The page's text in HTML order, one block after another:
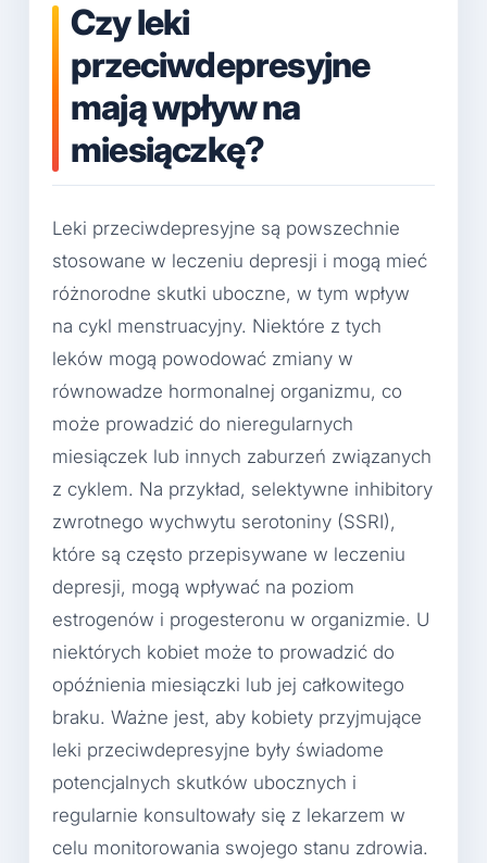
Czy leki
przeciwdepresyjne
mają wpływ na
miesiączkę?
Leki przeciwdepresyjne są powszechnie
stosowane w leczeniu depresji i mogą mieć
różnorodne skutki uboczne, w tym wpływ
na cykl menstruacyjny. Niektóre z tych
leków mogą powodować zmiany w
równowadze hormonalnej organizmu, co
może prowadzić do nieregularnych
miesiączek lub innych zaburzeń związanych
z cyklem. Na przykład, selektywne inhibitory
zwrotnego wychwytu serotoniny (SSRI),
które są często przepisywane w leczeniu
depresji, mogą wpływać na poziom
estrogenów i progesteronu w organizmie. U
niektórych kobiet może to prowadzić do
opóźnienia miesiączki lub jej całkowitego
braku. Ważne jest, aby kobiety przyjmujące
leki przeciwdepresyjne były świadome
potencjalnych skutków ubocznych i
regularnie konsultowały się z lekarzem w
celu monitorowania swojego stanu zdrowia.